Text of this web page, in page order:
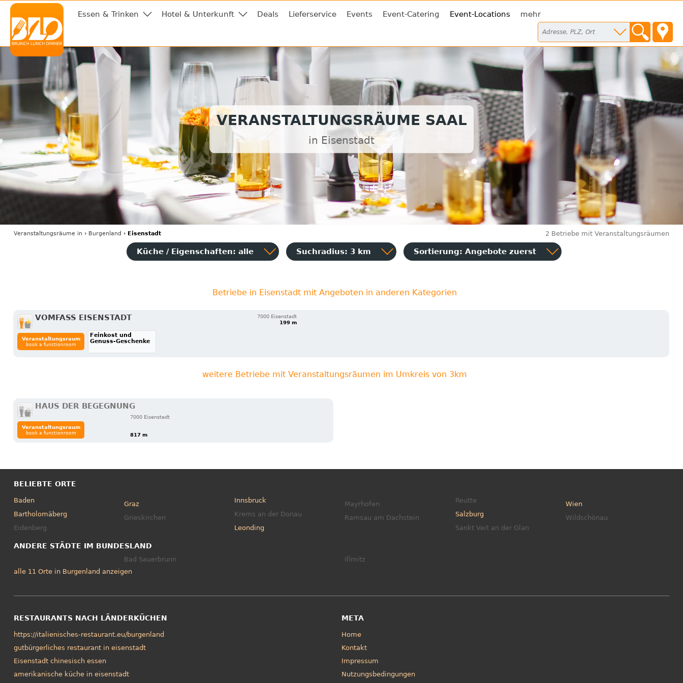
Essen & Trinken Hotel & Unterkunft Deals Lieferservice Events Event-Catering Event-Locations mehr
VERANSTALTUNGSRÄUME SAAL
in Eisenstadt
Veranstaltungsräumein › Burgenland › Eisenstadt 2 Betriebe mit Veranstaltungsräumen
Küche / Eigenschaften: alle Suchradius: 3 km Sortierung: Angebote zuerst
Betriebe in Eisenstadt mit Angeboten in anderen Kategorien
VOMFASS EISENSTADT
7000 Eisenstadt
199 m
Veranstaltungsraum
book a functionroom
Feinkost und
Genuss-Geschenke
weitere Betriebe mit Veranstaltungsräumen im Umkreis von 3km
HAUS DER BEGEGNUNG
7000 Eisenstadt
817 m
Veranstaltungsraum
book a functionroom
BELIEBTE ORTE
Baden
Bartholomäberg
Eidenberg
Graz
Grieskirchen
Innsbruck
Krems an der Donau
Leonding
Mayrhofen
Ramsau am Dachstein
Reutte
Salzburg
Sankt Veit an der Glan
Wien
Wildschönau
ANDERE STÄDTE IM BUNDESLAND
Bad Sauerbrunn
Illmitz
alle 11 Orte in Burgenland anzeigen
RESTAURANTS NACH LÄNDERKÜCHEN
https://italienisches-restaurant.eu/burgenland
gutbürgerliches restaurant in eisenstadt
Eisenstadt chinesisch essen
amerikanische küche in eisenstadt
META
Home
Kontakt
Impressum
Nutzungsbedingungen